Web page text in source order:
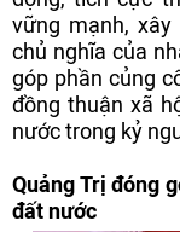
vững mạnh,
chủ nghĩa của
góp phần củng
đồng thuận xã
nước trong kỷ
Quảng Trị đóng
đất nước